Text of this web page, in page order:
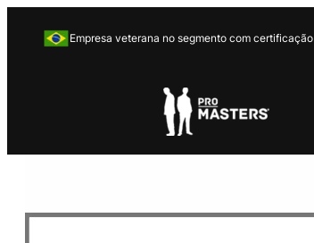
Empresa veterana no segmento com certificação